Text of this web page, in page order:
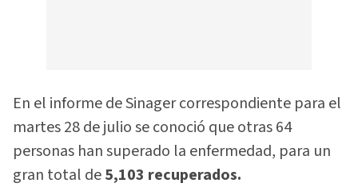
En el informe de Sinager correspondiente para el
martes 28 de julio se conoció que otras 64
personas han superado la enfermedad, para un
gran total de5,103 recuperados.